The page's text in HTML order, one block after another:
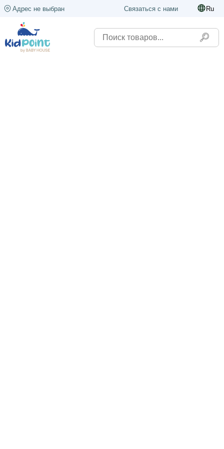
Адрес не выбран Связаться с нами Ru